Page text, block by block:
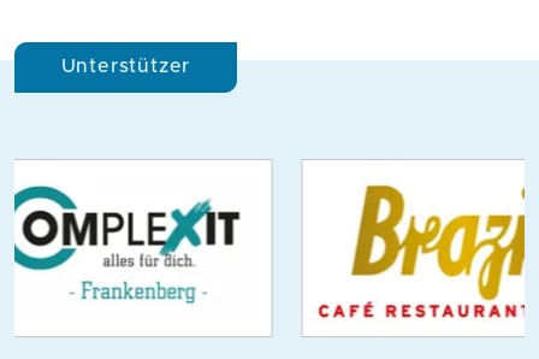
Unterstützer